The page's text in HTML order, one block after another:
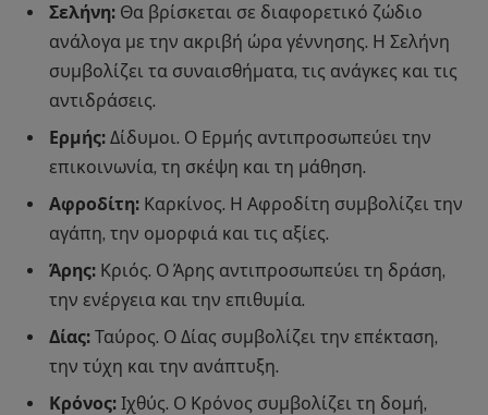
Σελήνη: Θα βρίσκεται σε διαφορετικό ζώδιο
ανάλογα με την ακριβή ώρα γέννησης. Η Σελήνη
συμβολίζει τα συναισθήματα, τις ανάγκες και τις
αντιδράσεις.
Ερμής: Δίδυμοι. Ο Ερμής αντιπροσωπεύει την
επικοινωνία, τη σκέψη και τη μάθηση.
Αφροδίτη: Καρκίνος. Η Αφροδίτη συμβολίζει την
αγάπη, την ομορφιά και τις αξίες.
Άρης: Κριός. Ο Άρης αντιπροσωπεύει τη δράση,
την ενέργεια και την επιθυμία.
Δίας: Ταύρος. Ο Δίας συμβολίζει την επέκταση,
την τύχη και την ανάπτυξη.
Κρόνος: Ιχθύς. Ο Κρόνος συμβολίζει τη δομή,